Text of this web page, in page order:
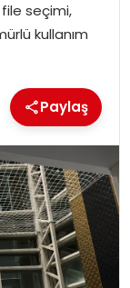
seçimi,
kullanım
Paylaş